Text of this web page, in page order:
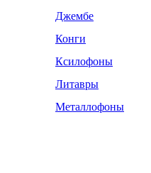
Джембе
Конги
Ксилофоны
Литавры
Металлофоны